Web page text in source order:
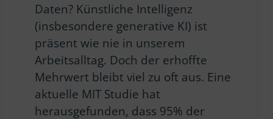
Daten? Künstliche Intelligenz
(insbesondere generative KI) ist
präsent wie nie in unserem
Arbeitsalltag. Doch der erhoffte
Mehrwert bleibt viel zu oft aus. Eine
aktuelle MIT Studie hat
herausgefunden, dass 95% der